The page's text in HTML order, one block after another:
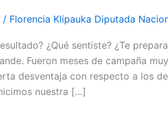
/ Florencia Klipauka Diputada
¿Qué sentiste? ¿Te
Fueron meses de campaña
desventaja con respecto a los
nuestra […]